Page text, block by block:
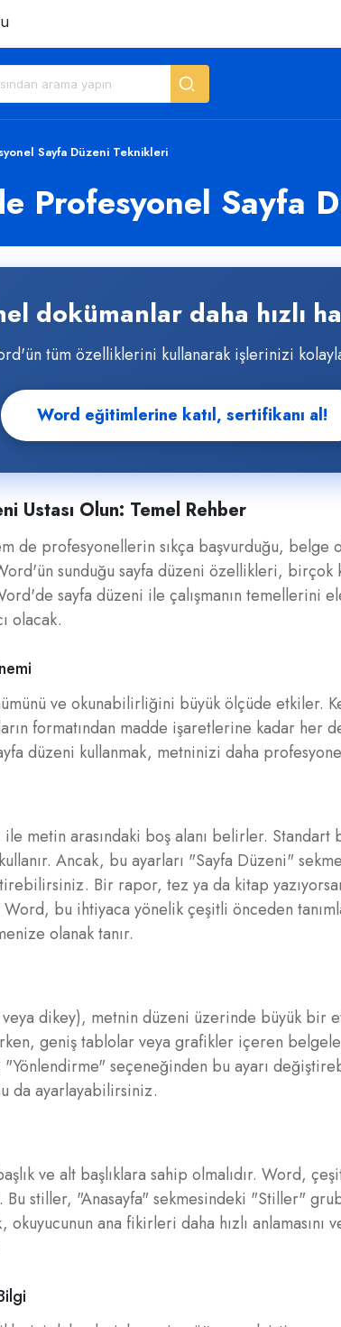
Sayfa Düzeni Teknikleri
Profesyonel Sayfa
dokümanlar daha hızlı
tüm özelliklerini kullanarak işlerinizi
Word eğitimlerine katıl, sertifikanı al!
Ustası Olun: Temel Rehber
profesyonellerin sıkça başvurduğu, belge
sunduğu sayfa düzeni özellikleri, birçok
sayfa düzeni ile çalışmanın temellerini
olacak.
ve okunabilirliğini büyük ölçüde etkiler.
formatından madde işaretlerine kadar her
düzeni kullanmak, metninizi daha
ile metin arasındaki boş alanı belirler.
Ancak, bu ayarları "Sayfa Düzeni"
Bir rapor, tez ya da kitap
bu ihtiyaca yönelik çeşitli önceden
olanak tanır.
dikey), metnin düzeni üzerinde büyük bir
geniş tablolar veya grafikler içeren
seçeneğinden bu ayarı
da ayarlayabilirsiniz.
ve alt başlıklara sahip olmalıdır. Word,
Bu stiller, "Anasayfa" sekmesindeki "Stiller"
okuyucunun ana fikirleri daha hızlı anlamasını